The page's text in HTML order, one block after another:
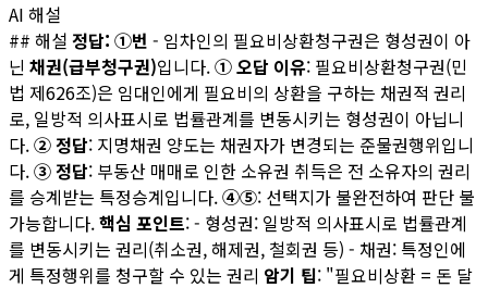
AI 해설
## 해설 정답: ①번 - 임차인의 필요비상환청구권은 형성권이 아
닌 채권(급부청구권)입니다.① 오답 이유: 필요비상환청구권(민
법 제626조)은 임대인에게 필요비의 상환을 구하는 채권적 권리
로, 일방적 의사표시로 법률관계를 변동시키는 형성권이 아닙니
다.② 정답: 지명채권 양도는 채권자가 변경되는 준물권행위입니
다.③ 정답: 부동산 매매로 인한 소유권 취득은 전 소유자의 권리
를 승계받는 특정승계입니다.④⑤: 선택지가 불완전하여 판단 불
가능합니다.핵심 포인트: - 형성권: 일방적 의사표시로 법률관계
를 변동시키는 권리(취소권, 해제권, 철회권 등) - 채권: 특정인에
게 특정행위를 청구할 수 있는 권리 암기 팁: "필요비상환 = 돈 달